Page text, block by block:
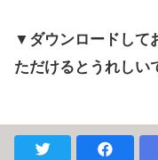
▼ダウンロードして
ただけるとうれしい